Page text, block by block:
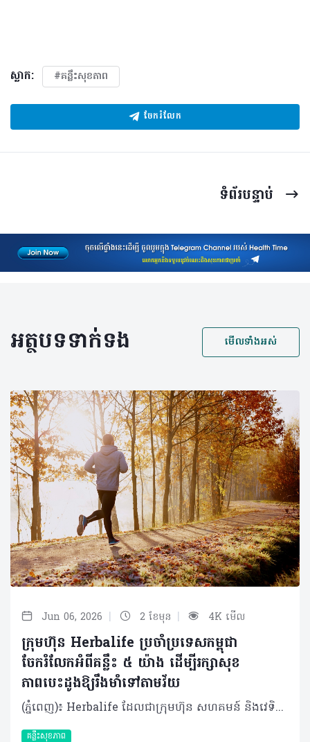
ស្លាក: #គន្លឹះសុខភាព
ចែករំលែក
ទំព័រ​បន្ទាប់
អត្ថបទទាក់ទង មើលទាំងអស់
Jun 06, 2026 | 2 ខែមុន | 4K មើល
ក្រុមហ៊ុន Herbalife ប្រចាំប្រទេសកម្ពុជា
ចែករំលែកអំពីគន្លឹះ ៥ យ៉ាង ដើម្បីរក្សាសុខ
ភាពបេះដូងឱ្យរឹងមាំទៅតាមវ័យ
(ភ្នំពេញ)៖ Herbalife ដែលជាក្រុមហ៊ុន សហគមន៍ និងវេទិកាភ្ជាប់ទំនាក់ទំនង លំដាប់ថ្នាក់ពិភពលោក ផ្នែកសុខភាព និងសុខុមាលភាពបានចែករំលែកអំពី គន្លឹះ ៥ យ៉ាង ដើម្បីរក្សាសុខភាពបេះដូងឱ្យរឹងមាំទៅតាមវ័យ។ បេះដូងគឺជាសរីរាង្គមួយដែលមានទំហំតូច ប៉ុន្តែមានតួនាទីធំ ដោយវាទទួលខុសត្រូវក្នុងការថែរក្សាអ្នកឱ្យមានជីវិតរស់នៅ និងមានសុខភាពល្អជារៀងរាល់ថ្ងៃ រាល់នាទី និងរាល់វិនាទី។ បេះដូងច្របាច់ និងបញ្ជូនឈាម និងអុកស៊ីសែនទៅកាន់សួត និងរាងកាយរបស់អ្នក ព្រមទាំងកម្ចាត់ឧស្ម័នកាបូនិចចេញពីចរន្តឈាម ដែលមុខងារទាំងនេះគឺជាស្នូលនៃសុខភាពទូទៅរបស់អ្នក។ បេះដូងគឺជាសរីរាង្គដែលងាយរងគ្រោះ ដូចជាជំងឺបេះដូង និងជំងឺដាច់សរសៃឈាមខួរក្បាល ដែលស្ថានភាពទាំងនេះត្រូវបានគេដឹងថាជាឃាតករដ៏ធំបំផុតមួយក្នុងពិភពលោក ដោយបានឆក់យកជីវិតមនុស្សអស់ ១៨.៦ លាននាក់នៅទូទាំងសកលលោកក្នុងមួយឆ្នាំៗ។ អាយុកាន់តែច្រើន ហានិភ័យនៃជំងឺបេះដូងកាន់តែខ្ពស់។ នៅក្នុងប្រទេសអភិវឌ្ឍន៍ • អត្រាអ្នកឈឺបេះដូងកើនឡើងខ្លាំង (លើសពី ១០ ភាគរយ) ចំពោះមនុស្សអាយុចាប់ពី ៧០ ឆ្នាំឡើងទៅ។ ៨០ ភាគរយនៃអ្នកស្លាប់ដោយសារជំងឺបេះដូង គឺជាមនុស្សចាស់ដែលមានអាយុចាប់ពី ៦៥ ឆ្នាំឡើងទៅ។ គន្លឹះស្តីពីសុខភាពបេះដូង និងការឈានចូលវ័យចាស់ដោយមានសុខភាពល្អ នេះគឺជាគន្លឹះល្អៗចំនួន ប្រាំយ៉ាង ដើម្បីឱ្យអ្នកចាប់ផ្តើមដំណើរនេះ សម្រាប់ជីវិតដែលមានសុខភាពល្អប្រសើរជាងមុនទាំងនៅពេលបច្ចុប្បន្ន និងទៅអនាគត។ គន្លឹះទី១៖ ស្វែងយល់ពីហានិភ័យសុខភាពរបស់អ្នក គន្លឹះដំបូងនៃការថែរក្សាសុខភាពបេះដូង គឺការដឹងពីសុខភាពរបស់អ្នកតាមរយៈការទៅជួបគ្រូពេទ្យដើម្បីពិនិត្យសុខភាពឱ្យបានទៀងទាត់។ការពិនិត្យសុខភាពបានជាប់លាប់ជារឿងសំខាន់ខ្លាំងណាស់ ព្រោះសម្ពាធឈាមខ្ពស់ គឺជាកត្តាហានិភ័យចម្បងបំផុតនៃជំងឺសរសៃឈាមបេះដូង ហើយវាត្រូវបានគេចាត់ទុកជា "ឃាតករលាក់មុខ" ដោយសារតែវាមិនបង្ហាញចេញនូវសញ្ញាព្រមាន ឬរោគសញ្ញាអ្វីច្បាស់ៗឡើយ។ហេតុដូច្នេះ ការពិនិត្យសម្ពាធឈាមឱ្យបានទៀងទាត់ គឺជារឿងចាំបាច់បំផុត ព្រោះប្រសិនបើទុកចោលដោយមិនបានពិនិត្យ និងព្យាបាលទាន់ពេលវេលាទេ វានឹងបង្កើនហានិភ័យនៃជំងឺបេះដូង និងជំងឺដាច់សរសៃឈាមខួរក្បាលបាន។ គន្លឹះទី២៖ កាត់បន្ថយទម្លាប់រស់នៅដែលមិនល្អចំពោះសុខភាព ការផ្តាច់បារីជាវិធីដ៏ល្អបំផុតក្នុងការការពារបេះដូង ព្រោះហានិភ័យជំងឺបេះដូងនឹងថយចុះភ្លាមៗបន្ទាប់ពីឈប់ជក់។ ជាទូទៅ ការជក់បារីបំផ្លាញសរសៃឈាមអាកទែឱ្យរួមតូចដោយសារការកកខ្លាញ់ ដែលអាចបង្កជាការឈឺទ្រូងជាសញ្ញាព្រមាន ឬអាចឈានទៅដល់ការគាំងបេះដូង និងដាច់សរសៃឈាមខួរក្បាលដោយមិនដឹងខ្លួន។ ដូច្នេះ អ្នកគួរតែបោះបង់ទម្លាប់មិនល្អក្រវាត់ចោលនូវឧបករណ៍ជក់បារី រួចជំនួសមកវិញនូវផលិតផលជំនួសជាតិនីកូទីន។ ការបោះបង់ចោលទម្លាប់មិនល្អទាំងនេះ នឹងជួយឱ្យរាងកាយទាំងមូលទទួលបានសុខភាពល្អ។ គន្លឹះទី៣៖ រក្សារបបអាហារដែលល្អចំពោះសុខភាពបេះដូង អាហារូបត្ថម្ភដែលល្មមសមរម្យនៃកាឡូរីដែលអ្នកគួរទទួលទាន គួរមានកាបូអ៊ីដ្រាត ៤០ ភាគរយ ប្រូតេអ៊ីន ៣០ ភាគរយ និងខ្លាញ់ល្អ ៣០ ភាគរយ ព្រមទាំងជាតិសរសៃ ២៥ ក្រាម និងទឹកប្រាំបីកែវក្នុងមួយថ្ងៃ។ លើសពីនេះ ការញ៉ាំបន្លែ ផ្លែឈើ និងគ្រាប់ធញ្ញជាតិ នឹងជួយផ្តល់វីតាមីន និងជាតិរ៉ែល្អៗជាច្រើន។ អាហារសម្បូរអូមេហ្គា-៣ ដូចជាត្រីមានជាតិខ្លាញ់ និងគ្រាប់ពូជផ្សេងៗ អាចជួយកាត់បន្ថយហានិភ័យជំងឺបេះដូងផងដែរ។ ត្រីក៏ជាអាហារជំនួសសាច់គោដ៏ល្អដើម្បីចៀសវាងខ្លាញ់ឆ្អែតខ្ពស់ ហើយជាតិអូមេហ្គា-៣ដែលមានក្នុងត្រីក៏ជួយបញ្ចុះកម្រិតកូឡេស្តេរ៉ុល និងទ្រីគ្លីសេរីត ដើម្បីទ្រទ្រង់ប្រព័ន្ធសរសៃឈាមបេះដូងទៀតផង។ គន្លឹះទី៤៖ ធ្វើឱ្យបេះដូងរបស់អ្នកលោតញាប់ ការធ្វើលំហាត់ប្រាណ និងសកម្មភាពរាងកាយទៀងទាត់ផ្តល់ផលប្រយោជន៍ជាច្រើនដោយវាជួយឱ្យសរសៃឈាមសម្រាក និងពង្រីកខ្លួន ធ្វើឱ្យឈាមហូរទៅចិញ្ចឹមបេះដូងបានល្អ។ សកម្មភាពនេះរំញោចការផលិតសារធាតុនីទ្រីកអុកស៊ីតដើម្បីការពារប្រព័ន្ធសរសៃឈាមបេះដូង។ អ្នកគួរតែធ្វើលំហាត់ប្រាណកម្រិតមធ្យមយ៉ាងហោចណាស់ ៣០ នាទីក្នុងមួយថ្ងៃ ហើយបើគ្មានពេលគ្រប់គ្រាន់ទេ អ្នកអាចជំនួសដោយការដើរខ្លីៗមុនពេលធ្វើការ ដូចជាការចតឡានម៉ូតូឱ្យឆ្ងាយពីការិយាល័យ ឬការឈរធ្វើការខ្លះដើម្បីចៀសវាងការអង្គុយយូរៗពេញមួយថ្ងៃ។ គន្លឹះទី៥៖ កាត់បន្ថយកម្រិតស្ត្រេសរបស់អ្នក ទោះបីជាគ្មានការផ្សារភ្ជាប់ផ្ទាល់រវាងភាពស្ត្រេសខ្ពស់ និងជំងឺបេះដូង ប៉ុន្តែស្ត្រេសអាចបង្កហានិភ័យដោយប្រយោល ដូចជាធ្វើឱ្យឡើងសម្ពាធឈាម ធ្វើឱ្យអ្នកញ៉ាំច្រើនហួសប្រមាណ ខ្ជិលមិនធ្វើលំហាត់ប្រាណ ឬធ្វើឱ្យអ្នកជក់បារី។ ស្ត្រេសរ៉ាំរ៉ៃក៏ជម្រុញអរម៉ូនអង់ដ្រេណាលីន និងខទីសូលឱ្យកើនឡើង ដែលនាំឱ្យប្រឈមនឹងការគាំងបេះដូងផងដែរ។ ហេតុនេះ អ្នកគួរតែចំណាយពេលសម្រាក និងធ្វើអ្វីដែលសប្បាយចិត្ត ព្រោះមនុស្សដែលអាចគ្រប់គ្រងស្ត្រេសឱ្យនៅកម្រិតទាបបាន តែងមានទំនោរចង់ហាត់ប្រាណ និងមានចំណង់ញ៉ាំអាហារដែលមានសុខភាពល្អ។ ការអនុវត្តរបៀបរស់នៅសកម្ម និងមានសុខភាពល្អចាប់ពីពេលនេះតទៅ គឺជារឿងចាំបាច់បំផុតដើម្បីការពារជំងឺបេះដូង និងរក្សាបេះដូងឱ្យរឹងមាំទៅថ្ងៃអនាគត។ អំពីក្រុមហ៊ុន Herbalife ក្រុមហ៊ុន Herbalife (NYSE: HLF) គឺជាក្រុមហ៊ុនសុខភាព និងសុខុមាលភាពឈានមុខគេ និងជាសហគមន៍ដែលកំពុងផ្លាស់ប្តូរជីវិតរបស់មនុស្សជាមួយនឹងផលិតផលអាហារូបត្ថម្ភដ៏អស្ចារ្យ និងជាឱកាសអាជីវកម្មសម្រាប់សមាជិកឯករាជ្យ​របស់ខ្លួនចាប់តាំងពីឆ្នាំ 1980។ ក្រុមហ៊ុនផ្តល់ជូននូវផលិតផលដែលគាំទ្រដោយវិទ្យាសាស្រ្តដល់អ្នកប្រើប្រាស់នៅក្នុងទីផ្សារជាង 90។ តាមរយៈសមាជិកឯករាជ្យដែលផ្តល់ជូននូវការបណ្តុះបណ្តាលមួយទល់មួយ និងផ្តល់ការគាំទ្រសហគមន៍ដោយបំផុសគំនិតឱ្យអតិថិជនប្រកាន់ខ្ជាប់នូវរបៀបរស់នៅដែលមានភាពសកម្ម។
គន្លឹះសុខភាព